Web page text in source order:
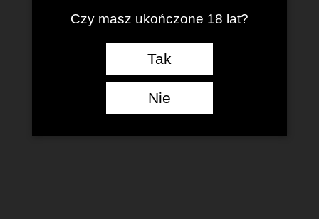
Czy masz ukończone 18 lat?
Tak
Nie